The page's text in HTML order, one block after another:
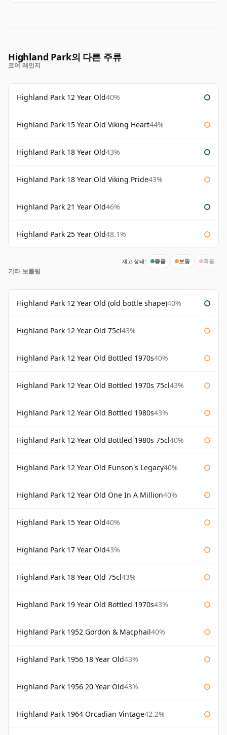
Highland Park의 다른 주류
코어 레인지
Highland Park 12 Year Old40%
Highland Park 15 Year Old Viking Heart44%
Highland Park 18 Year Old43%
Highland Park 18 Year Old Viking Pride43%
Highland Park 21 Year Old46%
Highland Park 25 Year Old48.1%
재고 상태: 좋음 보통 적음
기타 보틀링
Highland Park 12 Year Old (old bottle shape)40%
Highland Park 12 Year Old 75cl43%
Highland Park 12 Year Old Bottled 1970s40%
Highland Park 12 Year Old Bottled 1970s 75cl43%
Highland Park 12 Year Old Bottled 1980s43%
Highland Park 12 Year Old Bottled 1980s 75cl40%
Highland Park 12 Year Old Eunson's Legacy40%
Highland Park 12 Year Old One In A Million40%
Highland Park 15 Year Old40%
Highland Park 17 Year Old43%
Highland Park 18 Year Old 75cl43%
Highland Park 19 Year Old Bottled 1970s43%
Highland Park 1952 Gordon & Macphail40%
Highland Park 1956 18 Year Old43%
Highland Park 1956 20 Year Old43%
Highland Park 1964 Orcadian Vintage42.2%